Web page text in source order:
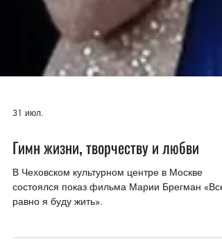
31 июл.
Гимн жизни, творчеству и любви
равно я буду жить».